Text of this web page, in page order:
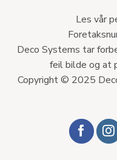
Les vår
Deco Systems tar
feil bilde og at
Copyright © 2025